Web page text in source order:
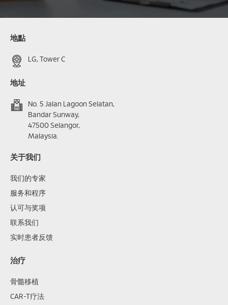
地點
LG, Tower C
地址
No. 5 Jalan Lagoon Selatan,
Bandar Sunway,
47500 Selangor,
Malaysia.
关于我们
我们的专家
服务和程序
认可与奖项
联系我们
实时患者反馈
治疗
骨髓移植
CAR-T疗法